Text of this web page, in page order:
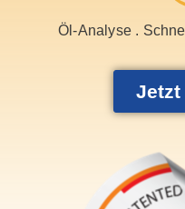
Öl-Analyse .
Jetzt